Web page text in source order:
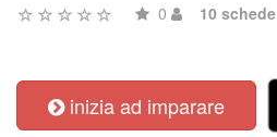
0 10 schede
inizia ad imparare